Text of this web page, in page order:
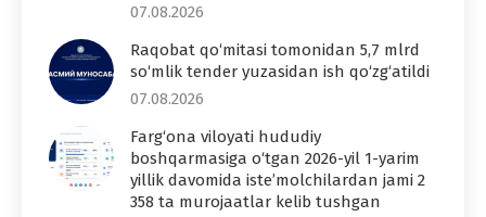
07.08.2026
Raqobat qo‘mitasi tomonidan 5,7 mlrd
so‘mlik tender yuzasidan ish qo‘zg‘atildi
07.08.2026
Farg‘ona viloyati hududiy
boshqarmasiga o‘tgan 2026-yil 1-yarim
yillik davomida iste’molchilardan jami 2
358 ta murojaatlar kelib tushgan